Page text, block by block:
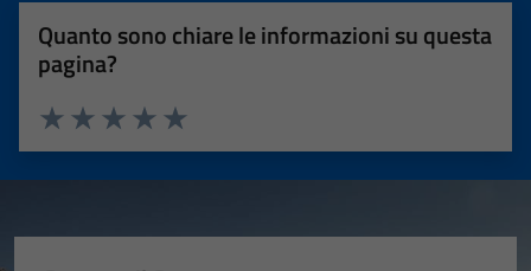
Quanto sono chiare le informazioni su questa
pagina?
Valuta 5 stelle su 5
Valuta 4 stelle su 5
Valuta 3 stelle su 5
Valuta 2 stelle su 5
Valuta 1 stelle su 5